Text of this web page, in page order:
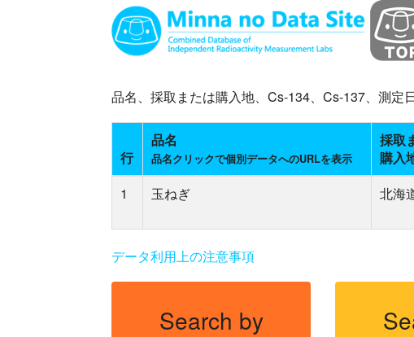
品名、採取または購入地、Cs-134、Cs-137、測定
行
品名
品名クリックで個別データへのURLを表示
採取
購入
1
玉ねぎ 北海
データ利用上の注意事項
Search by